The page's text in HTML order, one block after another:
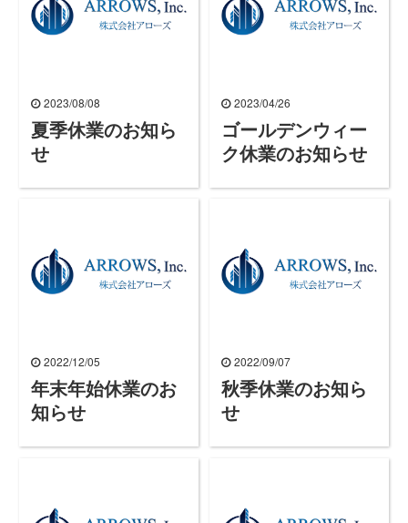
2023/08/08
夏季休業のお知ら
せ
2023/04/26
ゴールデンウィー
ク休業のお知らせ
2022/12/05
年末年始休業のお
知らせ
2022/09/07
秋季休業のお知ら
せ